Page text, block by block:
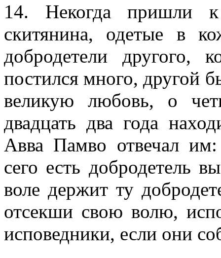
14. Некогда пришли
скитянина, одетые в
добродетели
постился много, другой
великую любовь, о
двадцать два года
Авва Памво отвечал
сего есть добродетель
воле держит ту
отсекши свою волю,
исповедники, если они